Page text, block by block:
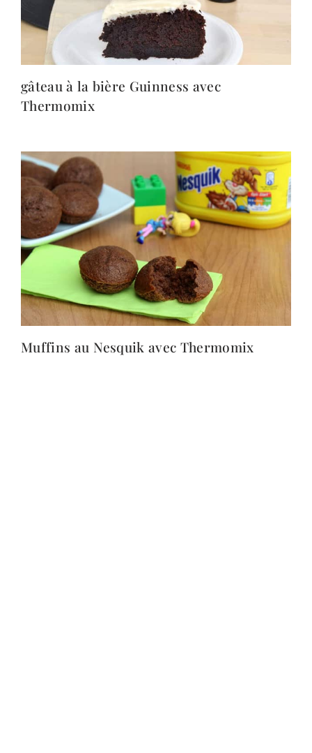
gâteau à la bière Guinness avec
Thermomix
Muffins au Nesquik avec Thermomix